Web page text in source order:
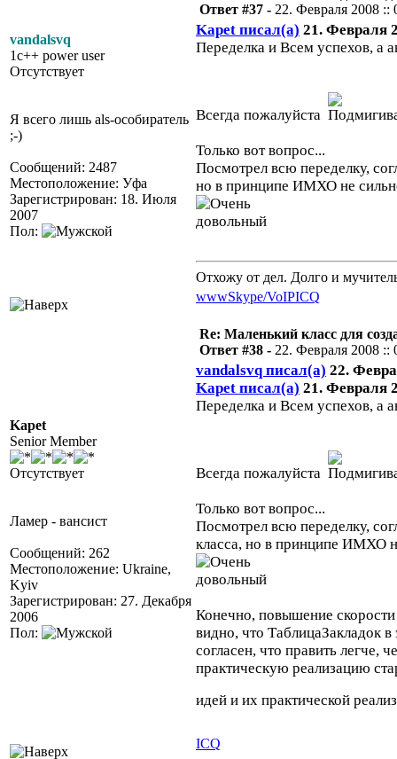
vandalsvq
1c++ power user
Отсутствует
Я всего лишь als-особиратель
;-)
Сообщений: 2487
Местоположение: Уфа
Зарегистрирован: 18. Июля
2007
Пол:
Ответ #37 - 22. Февраля 2008 ::
Kapet писал(а) 21. Февраля
Переделка и Всем успехов,
Всегда пожалуйста
Только вот вопрос...
Посмотрел всю переделку,
но в принципе ИМХО не
Отхожу от дел. Долго и
wwwSkype/VoIPICQ
Kapet
Senior Member
Отсутствует
Ламер - вансист
Сообщений: 262
Местоположение: Ukraine,
Kyiv
Зарегистрирован: 27. Декабря
2006
Пол:
Re: Маленький класс для
Ответ #38 - 22. Февраля 2008 ::
vandalsvq писал(а) 22.
Kapet писал(а) 21. Февраля
Переделка и Всем успехов,
Всегда пожалуйста
Только вот вопрос...
Посмотрел всю переделку,
класса, но в принципе ИМХО
Конечно, повышение
видно, что ТаблицаЗакладок
согласен, что править
практическую реализацию
идей и их практической
ICQ